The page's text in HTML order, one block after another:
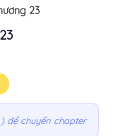
23
để chuyển chapter